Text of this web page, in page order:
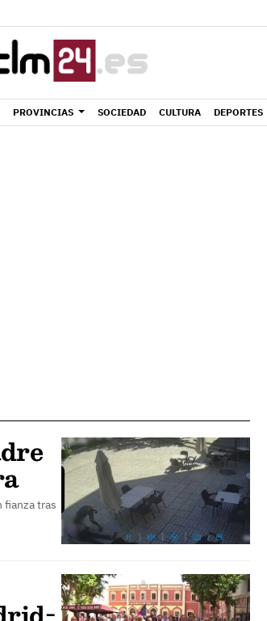
PROVINCIAS SOCIEDAD CULTURA DEPORTES
fianza tras